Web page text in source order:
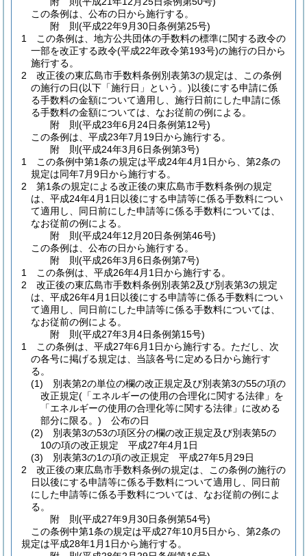
この条例は、公布の日から施行する。
附 則(平成22年9月30日条例第25号)
1
この条例は、地方公共団体の手数料の標準に関する政令の
一部を改正する政令(平成22年政令第193号)の施行の日から
施行する。
2
改正後の東広島市手数料条例別表第3の規定は、この条例
の施行の日(以下「施行日」という。)以後にする申請に係
る手数料の金額について適用し、施行日前にした申請に係
る手数料の金額については、なお従前の例による。
附 則(平成23年6月24日条例第12号)
この条例は、平成23年7月19日から施行する。
附 則(平成24年3月6日条例第3号)
1
この条例中第1条の規定は平成24年4月1日から、第2条の
規定は同年7月9日から施行する。
2
第1条の規定による改正後の東広島市手数料条例の規定
は、平成24年4月1日以後にする申請等に係る手数料につい
て適用し、同日前にした申請等に係る手数料については、
なお従前の例による。
附 則(平成24年12月20日条例第46号)
この条例は、公布の日から施行する。
附 則(平成26年3月6日条例第7号)
1
この条例は、平成26年4月1日から施行する。
2
改正後の東広島市手数料条例別表第2及び別表第3の規定
は、平成26年4月1日以後にする申請等に係る手数料につい
て適用し、同日前にした申請等に係る手数料については、
なお従前の例による。
附 則(平成27年3月4日条例第15号)
1
この条例は、平成27年6月1日から施行する。 ただし、次
の各号に掲げる規定は、当該各号に定める日から施行す
る。
(1)
別表第2の単位の欄の改正規定及び別表第3の55の項の
改正規定(「エネルギーの使用の合理化に関する法律」を
「エネルギーの使用の合理化等に関する法律」に改める
部分に限る。) 公布の日
(2)
別表第3の53の項区分の欄の改正規定及び別表第5の
10の項の改正規定 平成27年4月1日
(3)
別表第3の1の項の改正規定 平成27年5月29日
2
改正後の東広島市手数料条例の規定は、この条例の施行の
日以後にする申請等に係る手数料について適用し、同日前
にした申請等に係る手数料については、なお従前の例によ
る。
附 則(平成27年9月30日条例第54号)
この条例中第1条の規定は平成27年10月5日から、第2条の
規定は平成28年1月1日から施行する。